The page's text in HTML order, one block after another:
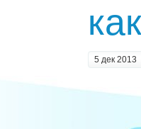
5 дек 2013